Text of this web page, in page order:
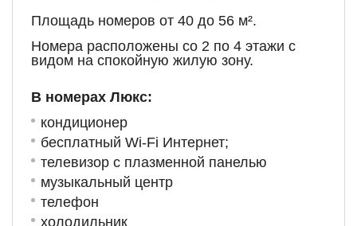
Площадь номеров от 40 до 56 м².
Номера расположены со 2 по 4 этажи с
видом на спокойную жилую зону.
В номерах Люкс:
кондиционер
бесплатный Wi-Fi Интернет;
телевизор с плазменной панелью
музыкальный центр
телефон
холодильник